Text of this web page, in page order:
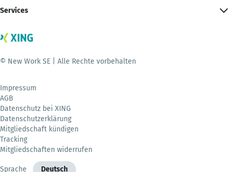
Services
© New Work SE | Alle Rechte vorbehalten
Impressum
AGB
Datenschutz bei XING
Datenschutzerklärung
Mitgliedschaft kündigen
Tracking
Mitgliedschaften widerrufen
Sprache Deutsch